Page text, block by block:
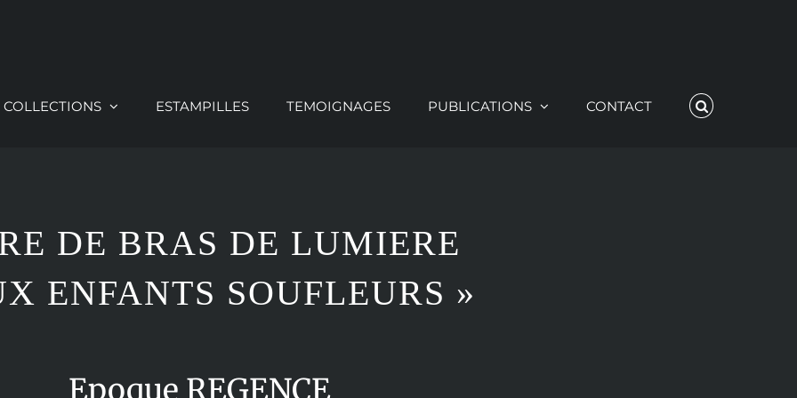
COLLECTIONS ESTAMPILLES TEMOIGNAGES PUBLICATIONS CONTACT
DE BRAS DE LUMIERE
ENFANTS SOUFLEURS »
Epoque REGENCE